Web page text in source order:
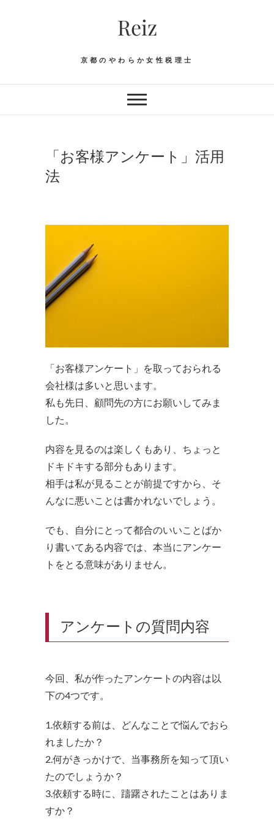
Reiz
京都のやわらか女性税理士
「お客様アンケート」活用
法
「お客様アンケート」を取っておられる
会社様は多いと思います。
私も先日、顧問先の方にお願いしてみま
した。
内容を見るのは楽しくもあり、ちょっと
ドキドキする部分もあります。
相手は私が見ることが前提ですから、そ
んなに悪いことは書かれないでしょう。
でも、自分にとって都合のいいことばか
り書いてある内容では、本当にアンケー
トをとる意味がありません。
アンケートの質問内容
今回、私が作ったアンケートの内容は以
下の4つです。
1.依頼する前は、どんなことで悩んでおら
れましたか？
2.何がきっかけで、当事務所を知って頂い
たのでしょうか？
3.依頼する時に、躊躇されたことはありま
すか？